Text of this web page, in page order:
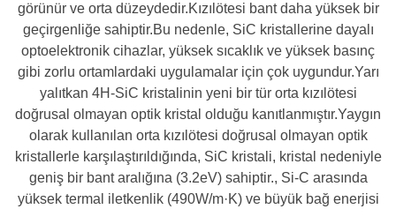
görünür ve orta düzeydedir.Kızılötesi bant daha yüksek bir
geçirgenliğe sahiptir.Bu nedenle, SiC kristallerine dayalı
optoelektronik cihazlar, yüksek sıcaklık ve yüksek basınç
gibi zorlu ortamlardaki uygulamalar için çok uygundur.Yarı
yalıtkan 4H-SiC kristalinin yeni bir tür orta kızılötesi
doğrusal olmayan optik kristal olduğu kanıtlanmıştır.Yaygın
olarak kullanılan orta kızılötesi doğrusal olmayan optik
kristallerle karşılaştırıldığında, SiC kristali, kristal nedeniyle
geniş bir bant aralığına (3.2eV) sahiptir., Si-C arasında
yüksek termal iletkenlik (490W/m·K) ve büyük bağ enerjisi